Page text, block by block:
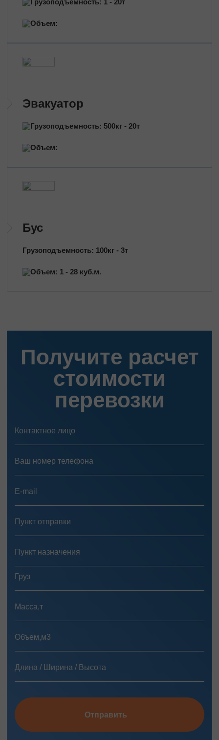
Перевозка нефтепродуктов
Перевозка цветов
Грузоподъемность: 1 - 20т
Объем:
Эвакуатор
Грузоподъемность: 500кг - 20т
Объем:
Бус
Грузоподъемность: 100кг - 3т
Объем: 1 - 28 куб.м.
Получите расчет
стоимости
перевозки
Отправить